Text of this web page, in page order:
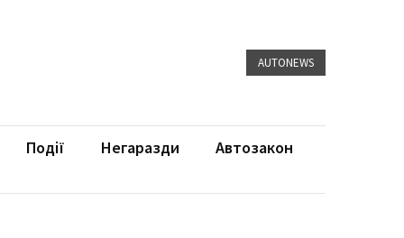
AUTONEWS
Події Негаразди Автозакон